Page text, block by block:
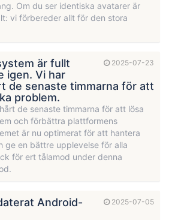
Om du ser identiska avatarer är
vi förbereder allt för den stora
2025-07-23
är fullt
igen. Vi har
de senaste timmarna för att
problem.
de senaste timmarna för att lösa
och förbättra plattformens
är nu optimerat för att hantera
ge en bättre upplevelse för alla
för ert tålamod under denna
2025-07-05
Android-